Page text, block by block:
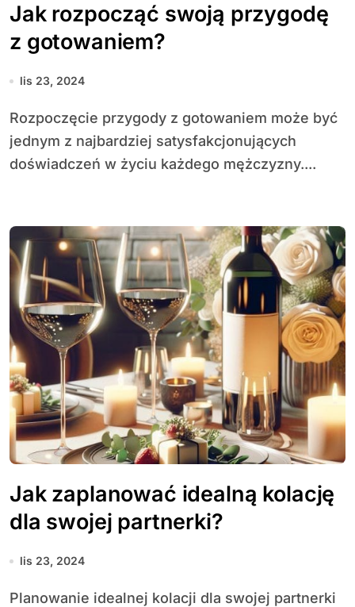
Jak rozpocząć swoją przygodę
z gotowaniem?
lis 23, 2024
Rozpoczęcie przygody z gotowaniem może być
jednym z najbardziej satysfakcjonujących
doświadczeń w życiu każdego mężczyzny....
Jak zaplanować idealną kolację
dla swojej partnerki?
lis 23, 2024
Planowanie idealnej kolacji dla swojej partnerki